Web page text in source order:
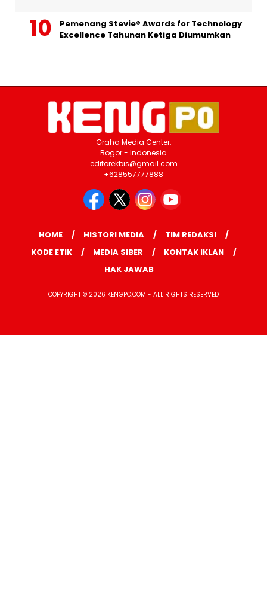
Pemenang Stevie® Awards for Technology
Excellence Tahunan Ketiga Diumumkan
Graha Media Center,
Bogor - Indonesia
editorekbis@gmail.com
+628557777888
HOME HISTORI MEDIA
TIM REDAKSI
KODE ETIK
MEDIA SIBER
KONTAK IKLAN
HAK JAWAB
COPYRIGHT © 2026 KENGPO.COM - ALL RIGHTS RESERVED